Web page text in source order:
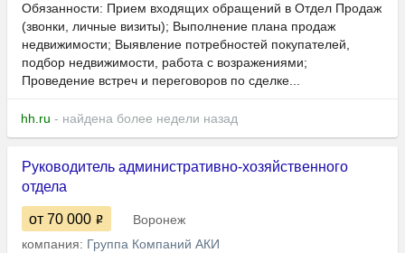
Обязанности: Прием входящих обращений в Отдел Продаж
(звонки, личные визиты); Выполнение плана продаж
недвижимости; Выявление потребностей покупателей,
подбор недвижимости, работа с возражениями;
Проведение встреч и переговоров по сделке...
hh.ru - найдена более недели назад
Руководитель административно-хозяйственного
отдела
от 70 000
Воронеж
компания: Группа Компаний АКИ